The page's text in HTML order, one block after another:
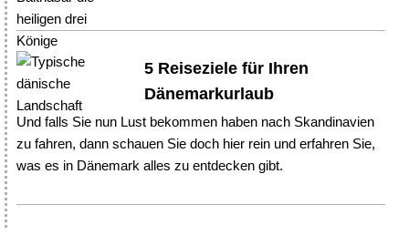
5 Reiseziele für Ihren
Dänemarkurlaub
Und falls Sie nun Lust bekommen haben nach Skandinavien
zu fahren, dann schauen Sie doch hier rein und erfahren Sie,
was es in Dänemark alles zu entdecken gibt.